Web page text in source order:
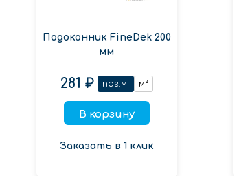
Подоконник FineDek 200
мм
281 ₽ пог.м. м²
В корзину
Заказать в 1 клик